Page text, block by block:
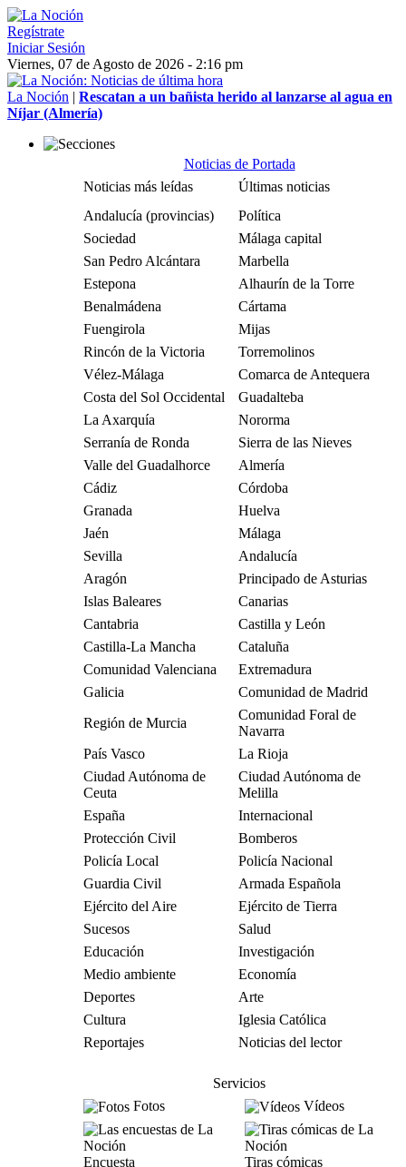
Regístrate
Iniciar Sesión
Viernes, 07 de Agosto de 2026 - 2:16 pm
La Noción | Rescatan a un bañista herido al lanzarse al agua en
Níjar (Almería)
Noticias de Portada
Noticias más leídas
Últimas noticias
Andalucía (provincias)
Política
Sociedad
Málaga capital
San Pedro Alcántara
Marbella
Estepona
Alhaurín de la Torre
Benalmádena
Cártama
Fuengirola
Mijas
Rincón de la Victoria
Torremolinos
Vélez-Málaga
Comarca de Antequera
Costa del Sol Occidental
Guadalteba
La Axarquía
Nororma
Serranía de Ronda
Sierra de las Nieves
Valle del Guadalhorce
Almería
Cádiz
Córdoba
Granada
Huelva
Jaén
Málaga
Sevilla
Andalucía
Aragón
Principado de Asturias
Islas Baleares
Canarias
Cantabria
Castilla y León
Castilla-La Mancha
Cataluña
Comunidad Valenciana
Extremadura
Galicia
Comunidad de Madrid
Región de Murcia
Comunidad Foral de
Navarra
País Vasco
La Rioja
Ciudad Autónoma de
Ceuta
Ciudad Autónoma de
Melilla
España
Internacional
Protección Civil
Bomberos
Policía Local
Policía Nacional
Guardia Civil
Armada Española
Ejército del Aire
Ejército de Tierra
Sucesos
Salud
Educación
Investigación
Medio ambiente
Economía
Deportes
Arte
Cultura
Iglesia Católica
Reportajes
Noticias del lector
Servicios
Fotos
Vídeos
Encuesta Tiras cómicas